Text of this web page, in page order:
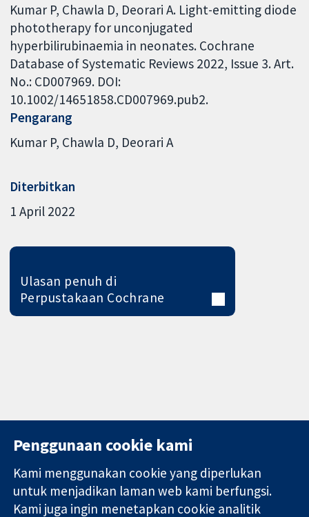
Kumar P, Chawla D, Deorari A. Light-emitting diode
phototherapy for unconjugated
hyperbilirubinaemia in neonates. Cochrane
Database of Systematic Reviews 2022, Issue 3. Art.
No.: CD007969. DOI:
10.1002/14651858.CD007969.pub2.
Pengarang
Kumar P Chawla D Deorari A
Diterbitkan
1 April 2022
Ulasan penuh di
Perpustakaan Cochrane
Bukti yang
11-13 Cavendish
Square
London
Hubungi kita
Berita
Pejabat
Penggunaan cookie kami
Kami menggunakan cookie yang diperlukan
untuk menjadikan laman web kami berfungsi.
Kami juga ingin menetapkan cookie analitik